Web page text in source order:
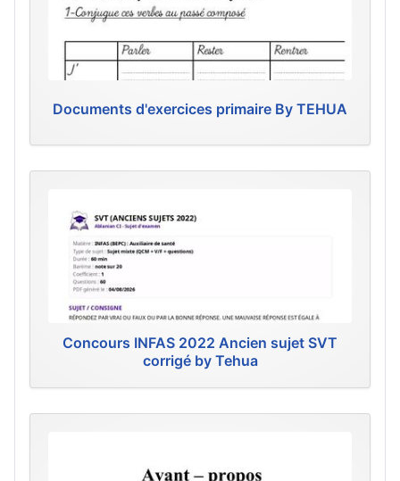
Documents d'exercices primaire By TEHUA
Concours INFAS 2022 Ancien sujet SVT
corrigé by Tehua